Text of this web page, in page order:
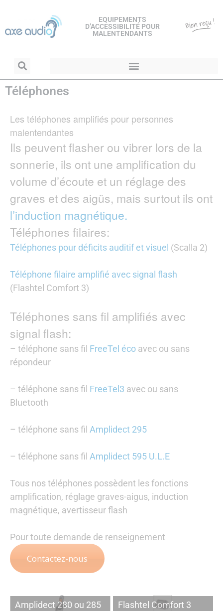
EQUIPEMENTS
D’ACCESSIBILITÉ POUR
MALENTENDANTS
Téléphones
Les téléphones amplifiés pour personnes
malentendantes
Ils peuvent flasher ou vibrer lors de la
sonnerie, ils ont une amplification du
volume d’écoute et un réglage des
graves et des aigüs, mais surtout ils ont
l’induction magnétique.
Téléphones filaires:
Téléphones pour déficits auditif et visuel (Scalla 2)
Téléphone filaire amplifié avec signal flash
(Flashtel Comfort 3)
Téléphones sans fil amplifiés avec
signal flash:
– téléphone sans fil FreeTel éco avec ou sans
répondeur
– téléphone sans fil FreeTel3 avec ou sans
Bluetooth
– téléphone sans fil Amplidect 295
– téléphone sans fil Amplidect 595 U.L.E
Tous nos téléphones possèdent les fonctions
amplification, réglage graves-aigus, induction
magnétique, avertisseur flash
Pour toute demande de renseignement
Contactez-nous
Amplidect 280 ou 285 Flashtel Comfort 3